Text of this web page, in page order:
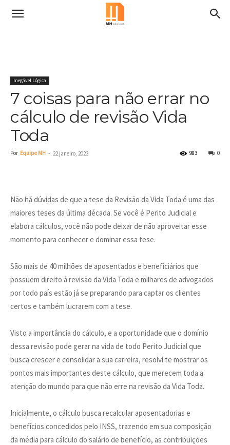
Inegável Lógica
7 coisas para não errar no
cálculo de revisão Vida
Toda
Por Equipe MH - 22 janeiro, 2023 0
983
Não há dúvidas de que a tese da Revisão da Vida Toda é uma das
maiores teses da última década. Se você é Perito Judicial e
elabora cálculos, você não pode deixar de não aproveitar esse
momento para conhecer e dominar essa tese.
São mais de 40 milhões de aposentados e benefíciários que
possuem direito à revisão da Vida Toda e milhares de advogados
por todo país estão já se preparando para captar os clientes
certos e também lucrarem com a tese.
Visto a importância do cálculo, e a oportunidade que o domínio
dessa revisão pode gerar na vida de todo Perito Judicial que
busca crescer e consolidar a sua carreira, resolvi te mostrar os
pontos mais importantes deste cálculo, que merecem toda a
atenção do mundo para que não erre na revisão da Vida Toda.
Inicialmente, o cálculo busca recalcular aposentadorias e
benefícios concedidos pelo INSS, trazendo em sua composição
da média para cálculo do salário de benefício, as contribuições